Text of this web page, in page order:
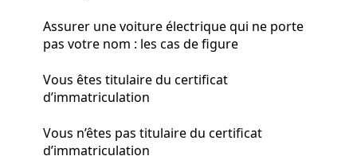
Assurer une voiture électrique qui ne porte
pas votre nom : les cas de figure
Vous êtes titulaire du certificat
d’immatriculation
Vous n’êtes pas titulaire du certificat
d’immatriculation